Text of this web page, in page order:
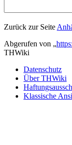
Zurück zur Seite
Abgerufen von „
THWiki
Datenschutz
Über THWiki
Klassische